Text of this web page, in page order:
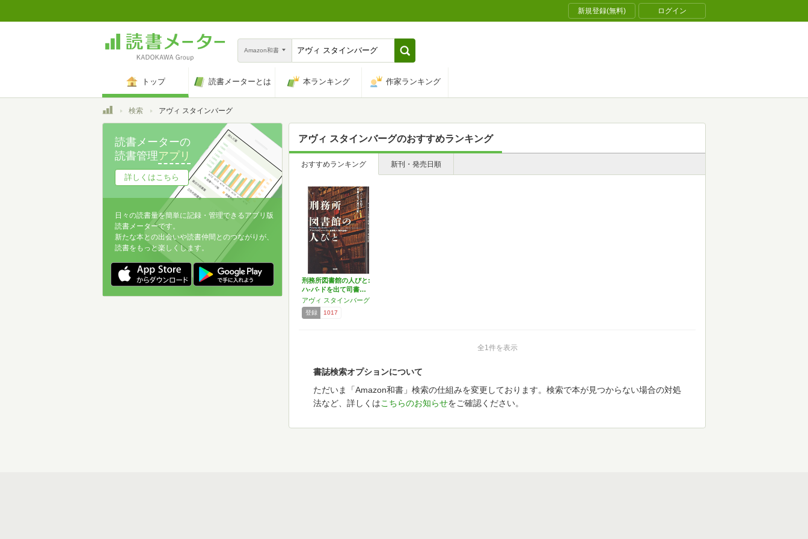
新規登録(無料) ログイン
Amazon和書
トップ 読書メーターとは 本ランキング 作家ランキング
トップ検索 アヴィ スタインバーグ
アヴィ スタインバーグのおすすめランキング
おすすめランキング 新刊・発売日順
刑務所図書館の人びと:
ハ-バ-ドを出て司書…
アヴィ スタインバーグ
登録 1017
全1件を表示
書誌検索オプションについて
ただいま「Amazon和書」検索の仕組みを変更しております。検索で本が見つからない場合の対処
法など、詳しくはこちらのお知らせをご確認ください。
読書メーターの
読書管理アプリ
詳しくはこちら
日々の読書量を簡単に記録・管理できるアプリ版
読書メーターです。
新たな本との出会いや読書仲間とのつながりが、
読書をもっと楽しくします。